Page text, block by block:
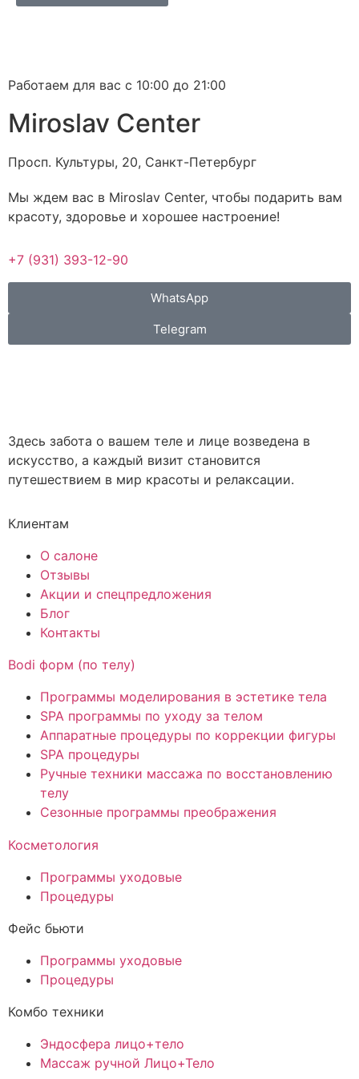
Работаем для вас с 10:00 до 21:00
Miroslav Сenter
Просп. Культуры, 20, Санкт-Петербург
Мы ждем вас в Miroslav Сenter, чтобы подарить вам
красоту, здоровье и хорошее настроение!
+7 (931) 393-12-90
WhatsApp
Telegram
Здесь забота о вашем теле и лице возведена в
искусство, а каждый визит становится
путешествием в мир красоты и релаксации.
Клиентам
О салоне
Отзывы
Акции и спецпредложения
Блог
Контакты
Bodi форм (по телу)
Программы моделирования в эстетике тела
SPA программы по уходу за телом
Аппаратные процедуры по коррекции фигуры
SPA процедуры
Ручные техники массажа по восстановлению
телу
Сезонные программы преображения
Косметология
Программы уходовые
Процедуры
Фейс бьюти
Программы уходовые
Процедуры
Комбо техники
Эндосфера лицо+тело
Массаж ручной Лицо+Тело